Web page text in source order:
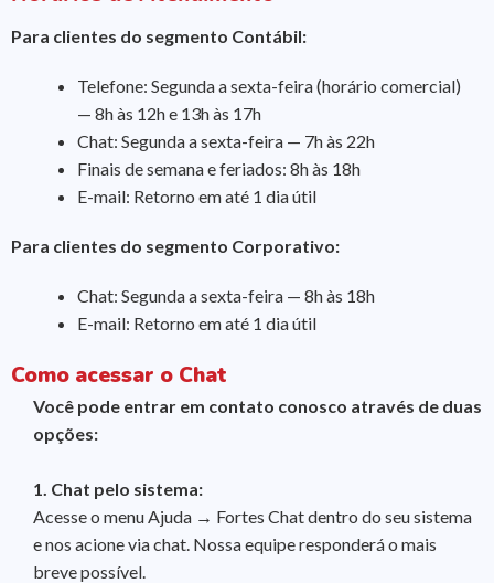
Para clientes do segmento Contábil:
Telefone: Segunda a sexta-feira (horário comercial)
— 8h às 12h e 13h às 17h
Chat: Segunda a sexta-feira — 7h às 22h
Finais de semana e feriados: 8h às 18h
E-mail: Retorno em até 1 dia útil
Para clientes do segmento Corporativo:
Chat: Segunda a sexta-feira — 8h às 18h
E-mail: Retorno em até 1 dia útil
Como acessar o Chat
Você pode entrar em contato conosco através de duas
opções:
1. Chat pelo sistema:
Acesse o menu Ajuda → Fortes Chat dentro do seu sistema
e nos acione via chat. Nossa equipe responderá o mais
breve possível.